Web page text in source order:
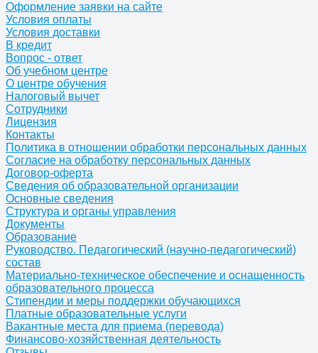
Оформление заявки на сайте
Условия оплаты
Условия доставки
В кредит
Вопрос - ответ
Об учебном центре
О центре обучения
Налоговый вычет
Сотрудники
Лицензия
Контакты
Политика в отношении обработки персональных данных
Согласие на обработку персональных данных
Договор-оферта
Сведения об образовательной организации
Основные сведения
Структура и органы управления
Документы
Образование
Руководство. Педагогический (научно-педагогический)
состав
Материально-техническое обеспечение и оснащенность
образовательного процесса
Стипендии и меры поддержки обучающихся
Платные образовательные услуги
Вакантные места для приема (перевода)
Финансово-хозяйственная деятельность